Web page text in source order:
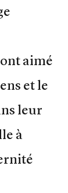
aimé
et le
leur
à